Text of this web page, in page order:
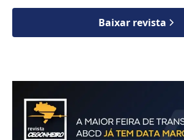
Baixar revista